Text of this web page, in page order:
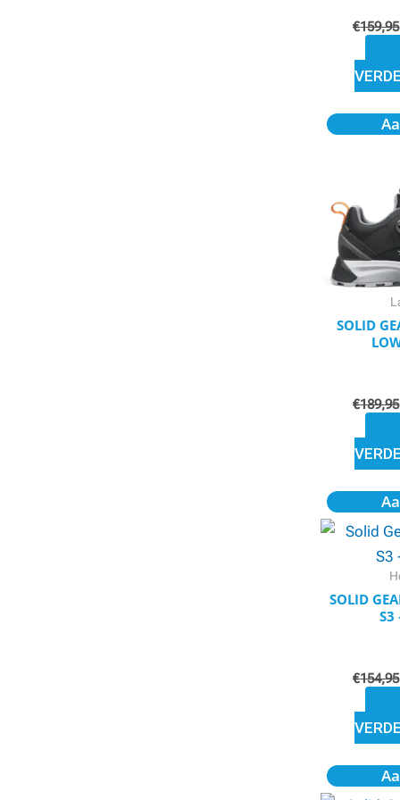
€159,95
SOLID
€189,95
SOLID
S3
€154,95